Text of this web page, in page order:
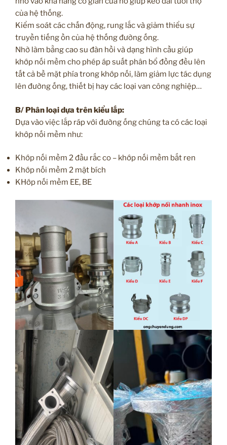
của hệ thống.
Kiểm soát các chấn động, rung lắc và giảm thiểu sự
truyền tiếng ồn của hệ thống đường ống.
Nhờ làm bằng cao su đàn hồi và dạng hình cầu giúp
khớp nối mềm cho phép áp suất phân bổ đồng đều lên
tất cả bề mặt phía trong khớp nối, làm giảm lực tác dụng
lên đường ống, thiết bị hay các loại van công nghiệp…
B/ Phân loại dựa trên kiểu lắp:
Dựa vào việc lắp ráp với đường ống chúng ta có các loại
khớp nối mềm như:
Khớp nối mềm 2 đầu rắc co – khớp nối mềm bắt ren
Khớp nối mềm 2 mặt bích
KHớp nối mềm EE, BE